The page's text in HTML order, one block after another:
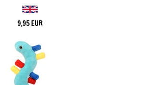
9,95 EUR